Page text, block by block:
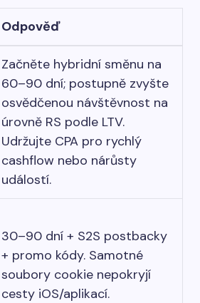
Odpověď
Začněte hybridní směnu na
60–90 dní; postupně zvyšte
osvědčenou návštěvnost na
úrovně RS podle LTV.
Udržujte CPA pro rychlý
cashflow nebo nárůsty
událostí.
30–90 dní + S2S postbacky
+ promo kódy. Samotné
soubory cookie nepokryjí
cesty iOS/aplikací.